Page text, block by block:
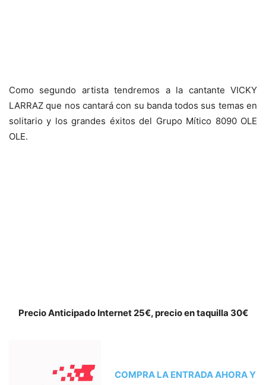
Como segundo artista tendremos a la cantante VICKY
LARRAZ que nos cantará con su banda todos sus temas en
solitario y los grandes éxitos del Grupo Mítico 8090 OLE
OLE.
Precio Anticipado Internet 25€, precio en taquilla 30€
COMPRA LA ENTRADA AHORA Y